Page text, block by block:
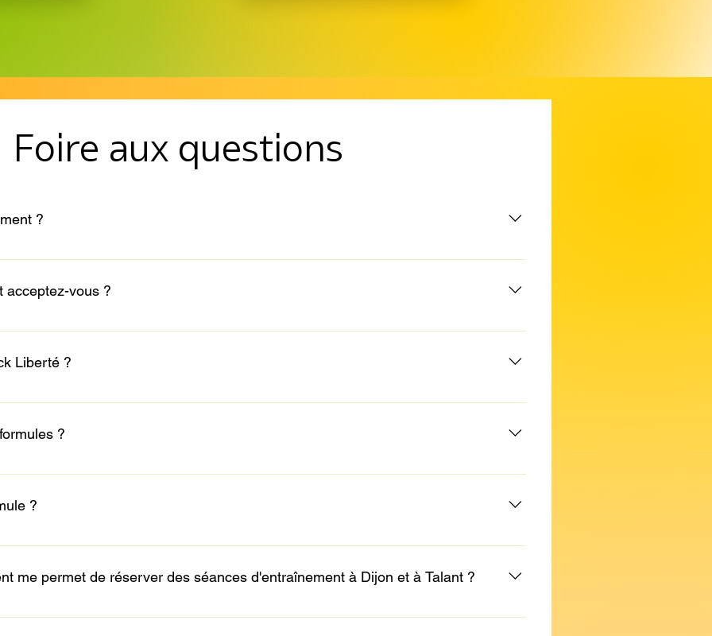
Foire aux questions
?
vos paiements.
acceptez-vous ?
paiement: Chèque Virement Bancaire
Liberté ?
après votre première évaluation. Vous pouvez en disposer comme bon vous
séances.
?
une à deux fois par semaine faire votre séance. La formule est en place de date à date.
?
maladie, déménagement...), vous ne pouvez pas interrompre une formule en cours.
me permet de réserver des séances d'entraînement à Dijon et à Talant ?
optimale, votre abonnement vous permet d’accéder à Dijon ou à Talant.